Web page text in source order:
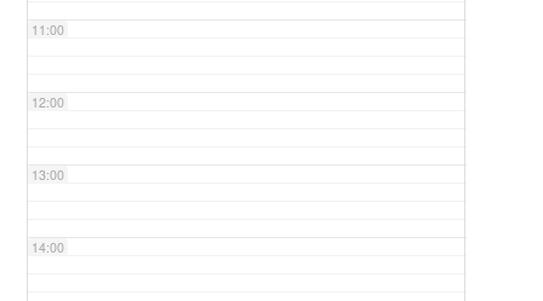
11:00
12:00
13:00
14:00